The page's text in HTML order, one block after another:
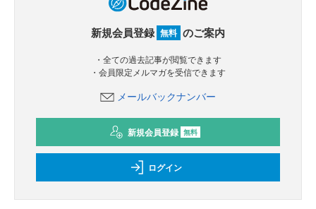
新規会員登録 無料 のご案内
・全ての過去記事が閲覧できます
・会員限定メルマガを受信できます
メールバックナンバー
新規会員登録 無料
ログイン